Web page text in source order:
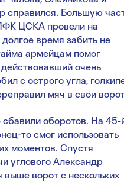
справился. Большую
ЦСКА провели на
время забить не
армейцам помог
очень
с острого угла,
мяч в свои
оборотов. На 45-
то смог использовать
моментов. Спустя
углового Александр
выше ворот с нескольких